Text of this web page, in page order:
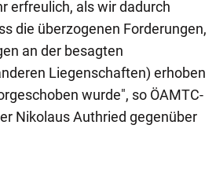
erfreulich, als wir dadurch
die überzogenen Forderungen,
an der besagten
Liegenschaften) erhoben
wurde", so ÖAMTC-
Nikolaus Authried gegenüber